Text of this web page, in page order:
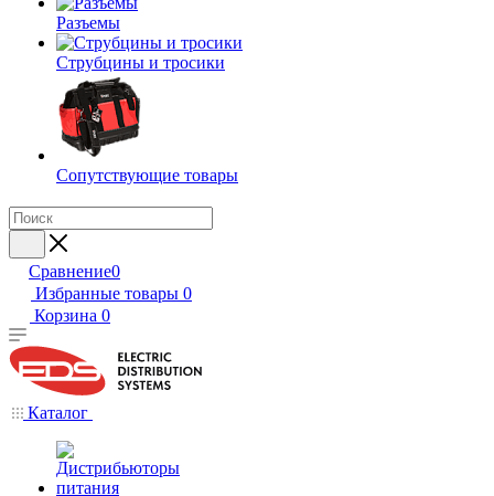
Разъемы
Струбцины и тросики
Сопутствующие товары
Сравнение0
Избранные товары 0
Корзина 0
Каталог